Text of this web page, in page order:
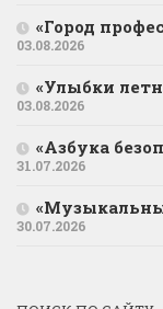
«Город
03.08.2026
«Улыбки
03.08.2026
«Азбука
31.07.2026
30.07.2026